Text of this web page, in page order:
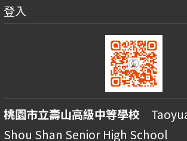
登入
桃園市立壽山高級中等學校
Shou Shan Senior High School